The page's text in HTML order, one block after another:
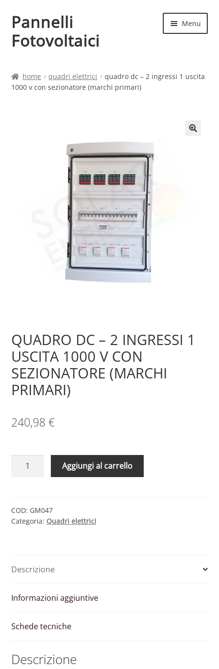
Vai
alla
navigazione
Vai
al
contenuto
Pannelli
Fotovoltaici
Menu
Cart
home quadri elettrici
quadro dc – 2 ingressi 1 uscita
1000 v con sezionatore (marchi primari)
QUADRO DC – 2 INGRESSI 1
USCITA 1000 V CON
SEZIONATORE (MARCHI
PRIMARI)
240,98 €
QUADRO
INGRESSI
1
CON
(MARCHI
Aggiungi al carrello
COD: GM047
Categoria: Quadri elettrici
Descrizione
Informazioni aggiuntive
Schede tecniche
Descrizione